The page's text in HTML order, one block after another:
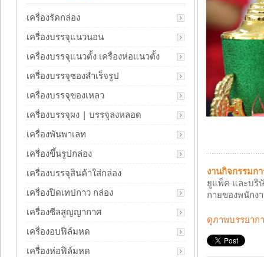
งานกิจกรรม
ยูแพ็ค และบริ
กายของพนัก
ดูภาพบรรยาก
เครื่องรัดกล่อง
เครื่องบรรจุแนวนอน
เครื่องบรรจุแนวตั้ง เครื่องห่อแนวตั้ง
เครื่องบรรจุซองสำเร็จรูป
เครื่องบรรจุของเหลว
เครื่องบรรจุผง | บรรจุลงหลอด
เครื่องพันพาเลท
เครื่องขึ้นรูปกล่อง
เครื่องบรรจุสินค้าใส่กล่อง
เครื่องปิดเทปกาว กล่อง
เครื่องซีลสูญญากาศ
เครื่องอบฟิล์มหด
เครื่องห่อฟิล์มหด